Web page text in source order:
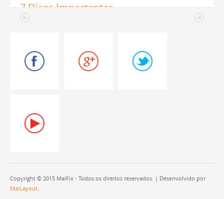
renovação, fique com estas sete
Copyright © 2015 MaiFix - Todos os direitos reservados. | Desenvolvido por
MaiLayout.